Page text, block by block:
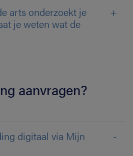
arts onderzoekt je
je weten wat de
aanvragen?
digitaal via Mijn